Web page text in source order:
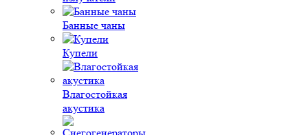
Банные чаны
Купели
Влагостойкая
акустика